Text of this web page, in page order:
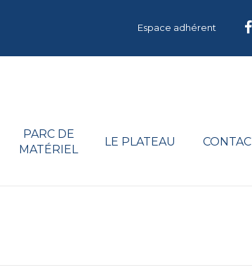
Espace adhérent
PARC DE
MATÉRIEL
LE PLATEAU